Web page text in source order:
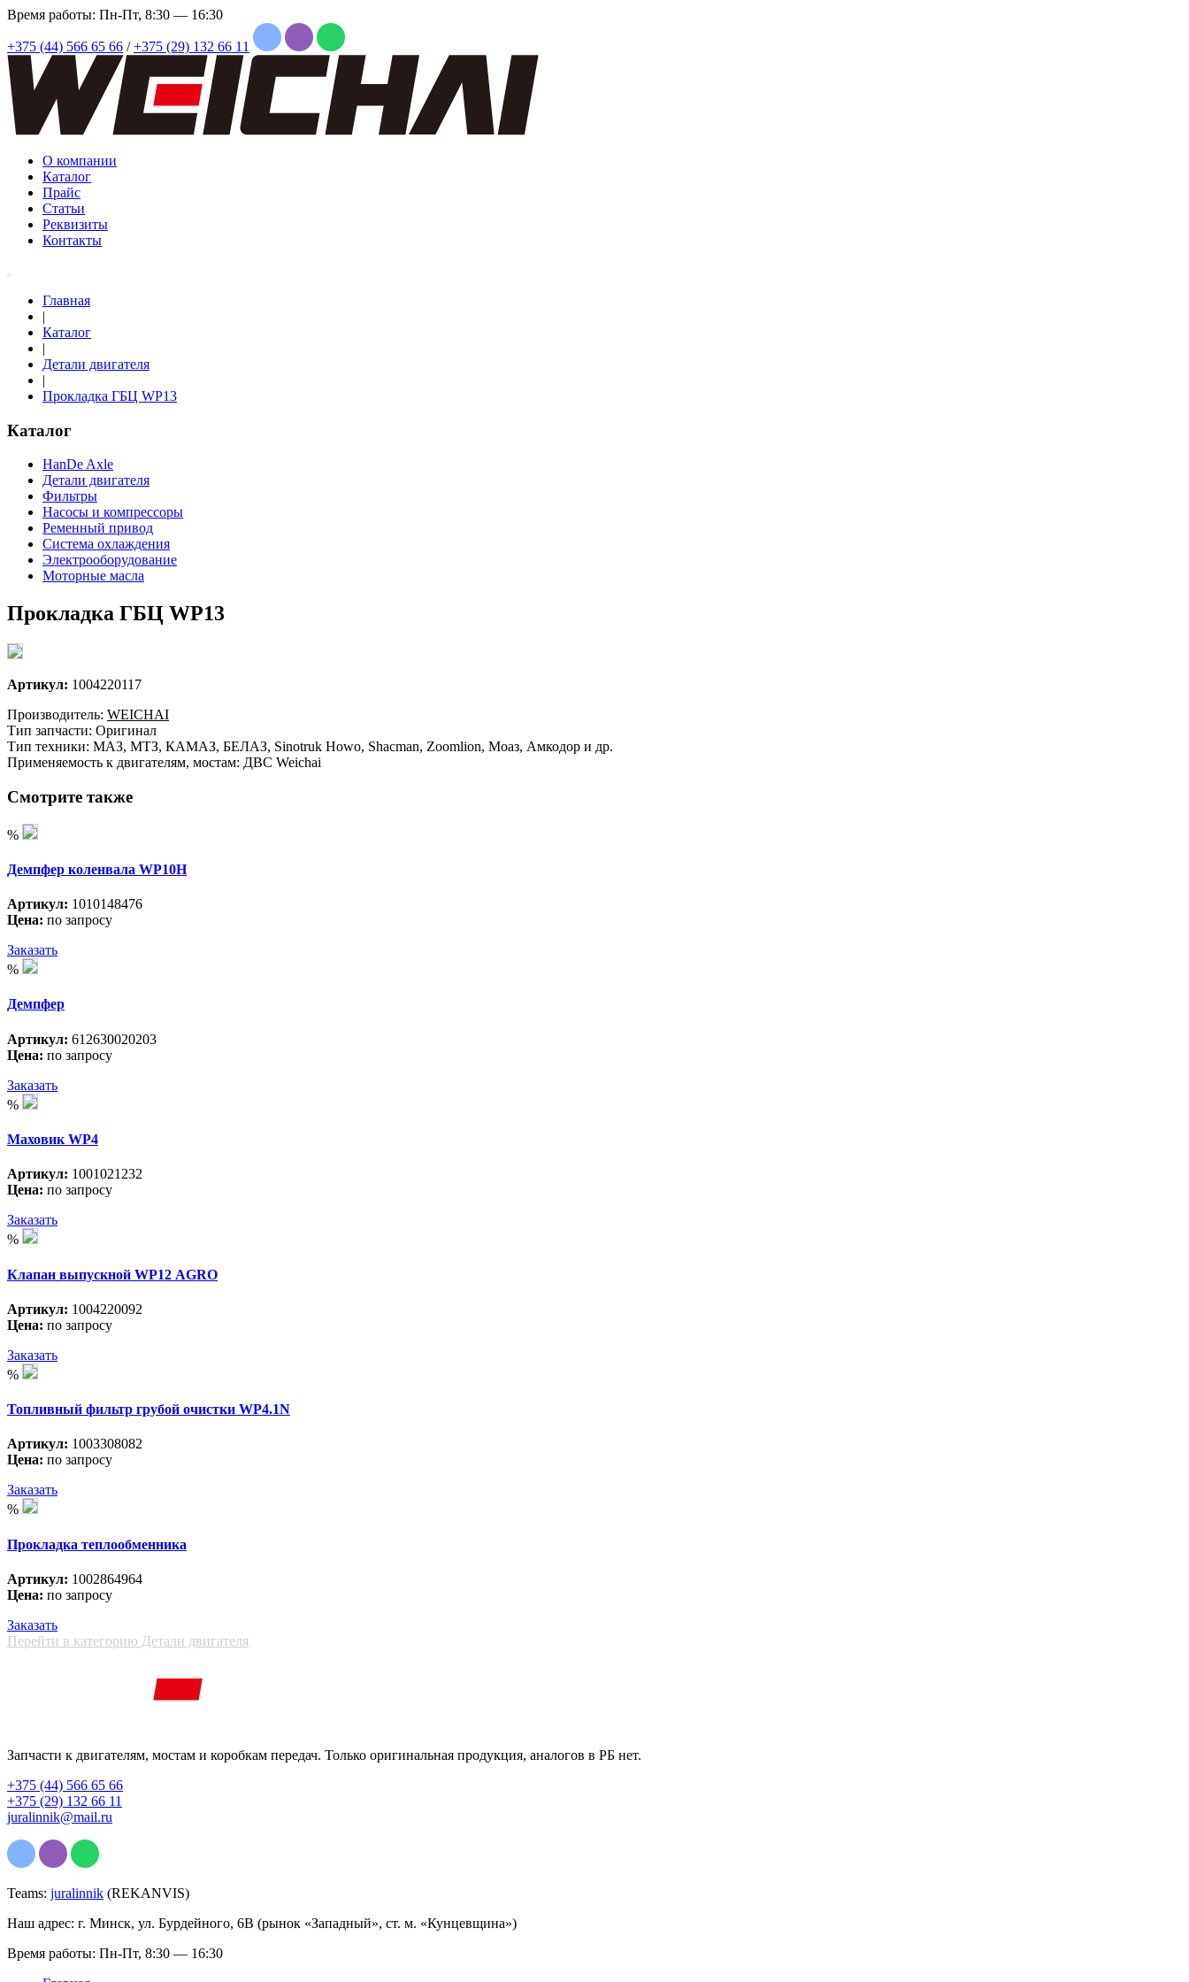
Время работы: Пн-Пт, 8:30 — 16:30
+375 (44) 566 65 66 / +375 (29) 132 66 11
О компании
Каталог
Прайс
Статьи
Реквизиты
Контакты
Главная
|
Каталог
|
Детали двигателя
|
Прокладка ГБЦ WP13
Каталог
HanDe Axle
Детали двигателя
Фильтры
Насосы и компрессоры
Ременный привод
Система охлаждения
Электрооборудование
Моторные масла
Прокладка ГБЦ WP13
Артикул: 1004220117
Производитель: WEICHAI
Тип запчасти: Оригинал
Тип техники: МАЗ, МТЗ, КАМАЗ, БЕЛАЗ, Sinotruk Howo, Shacman, Zoomlion, Моаз, Амкодор и др.
Применяемость к двигателям, мостам: ДВС Weichai
Смотрите также
%
Демпфер коленвала WP10H
Артикул: 1010148476
Цена: по запросу
Заказать
%
Демпфер
Артикул: 612630020203
Цена: по запросу
Заказать
%
Маховик WP4
Артикул: 1001021232
Цена: по запросу
Заказать
%
Клапан выпускной WP12 АGRO
Артикул: 1004220092
Цена: по запросу
Заказать
%
Топливный фильтр грубой очистки WP4.1N
Артикул: 1003308082
Цена: по запросу
Заказать
%
Прокладка теплообменника
Артикул: 1002864964
Цена: по запросу
Заказать
Перейти в категорию Детали двигателя
Запчасти к двигателям, мостам и коробкам передач. Только оригинальная продукция, аналогов в РБ нет.
+375 (44) 566 65 66
+375 (29) 132 66 11
juralinnik@mail.ru
Teams: juralinnik (REKANVIS)
Наш адрес: г. Минск, ул. Бурдейного, 6В (рынок «Западный», ст. м. «Кунцевщина»)
Время работы: Пн-Пт, 8:30 — 16:30